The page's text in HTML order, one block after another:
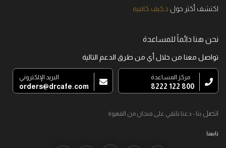
اكتشف أكثر حول د.كيف كافيه
نحن هنا دائماً للمساعدة
تواصل معنا من خلال أي من طرق الدعم التالية
مركز المساعدة
800 122 8222
البريد الإلكتروني
orders@drcafe.com
اتصل بنا - دعنا نلتقي على فنجان من القهوة
تابعنا